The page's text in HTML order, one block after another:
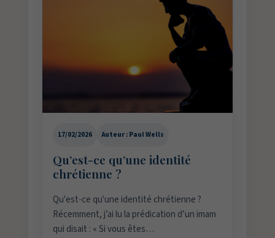
17/02/2026 Auteur : Paul Wells
Qu’est-ce qu’une identité
chrétienne ?
Qu'est-ce qu'une identité chrétienne ?
Récemment, j’ai lu la prédication d’un imam
qui disait : « Si vous êtes…